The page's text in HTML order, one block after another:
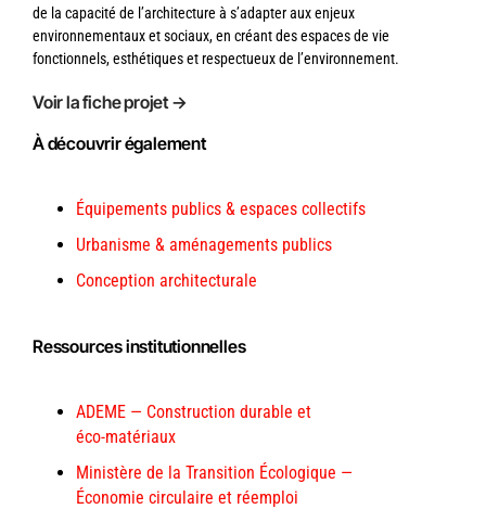
de la capacité de l’architecture à s’adapter aux enjeux
environnementaux et sociaux, en créant des espaces de vie
fonctionnels, esthétiques et respectueux de l’environnement.
Voir la ficheprojet →
À découvrir également
Équipements publics & espaces collectifs
Urbanisme & aménagements publics
Conception architecturale
Ressources institutionnelles
ADEME — Construction durable et
éco‑matériaux
Ministère de la Transition Écologique —
Économie circulaire et réemploi